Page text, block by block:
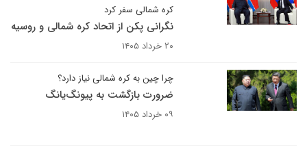
کره شمالی سفر کرد
نگرانی پکن از اتحاد کره شمالی و روسیه
۲۰ خرداد ۱۴۰۵
چرا چین به کره شمالی نیاز دارد؟
ضرورت بازگشت به پیونگ‌یانگ
۰۹ خرداد ۱۴۰۵